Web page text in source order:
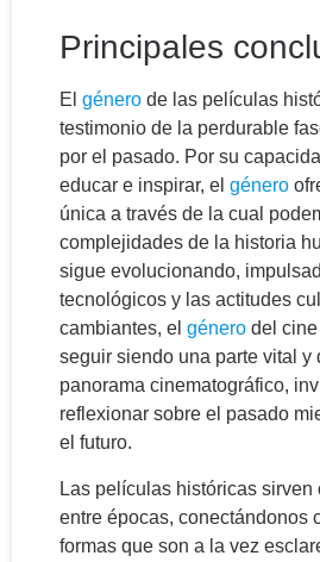
Principales
El género de las películas
testimonio de la perdurable
por el pasado. Por su
educar e inspirar, el género
única a través de la cual
complejidades de la historia
sigue evolucionando,
tecnológicos y las actitudes
cambiantes, el género del
seguir siendo una parte vital y
panorama cinematográfico,
reflexionar sobre el pasado
el futuro.
Las películas históricas sirven
entre épocas, conectándonos
formas que son a la vez